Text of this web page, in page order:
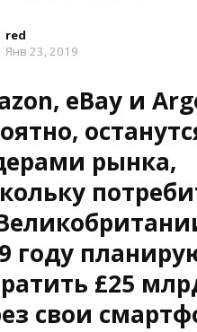
red
Янв 23, 2019
eBay и
рынка,
году
£25
свои